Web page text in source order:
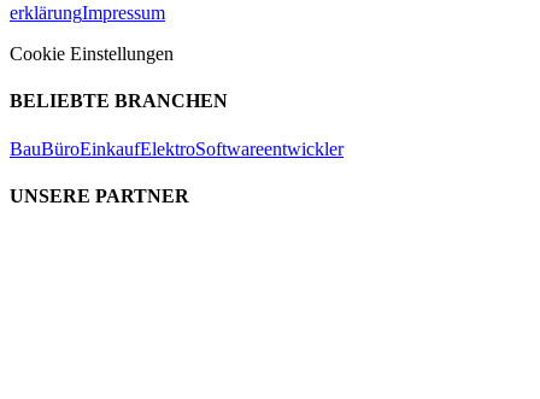
erklärungImpressum
Cookie Einstellungen
BELIEBTE BRANCHEN
BauBüroEinkaufElektroSoftwareentwickler
UNSERE PARTNER